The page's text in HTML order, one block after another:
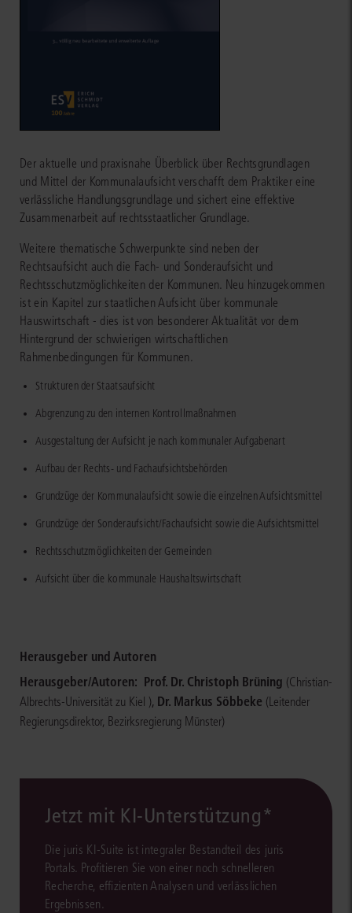
Der aktuelle und praxisnahe Überblick über Rechtsgrundlagen
und Mittel der Kommunalaufsicht verschafft dem Praktiker eine
verlässliche Handlungsgrundlage und sichert eine effektive
Zusammenarbeit auf rechtsstaatlicher Grundlage.
Weitere thematische Schwerpunkte sind neben der
Rechtsaufsicht auch die Fach- und Sonderaufsicht und
Rechtsschutzmöglichkeiten der Kommunen. Neu hinzugekommen
ist ein Kapitel zur staatlichen Aufsicht über kommunale
Hauswirtschaft - dies ist von besonderer Aktualität vor dem
Hintergrund der schwierigen wirtschaftlichen
Rahmenbedingungen für Kommunen.
Strukturen der Staatsaufsicht
Abgrenzung zu den internen Kontrollmaßnahmen
Ausgestaltung der Aufsicht je nach kommunaler Aufgabenart
Aufbau der Rechts- und Fachaufsichtsbehörden
Grundzüge der Kommunalaufsicht sowie die einzelnen Aufsichtsmittel
Grundzüge der Sonderaufsicht/Fachaufsicht sowie die Aufsichtsmittel
Rechtsschutzmöglichkeiten der Gemeinden
Aufsicht über die kommunale Haushaltswirtschaft
Herausgeber und Autoren
Herausgeber/Autoren: Prof. Dr. Christoph Brüning (Christian-
Albrechts-Universität zu Kiel ), Dr. Markus Söbbeke (Leitender
Regierungsdirektor, Bezirksregierung Münster)
Jetzt mit KI-Unterstützung*
Die juris KI-Suite ist integraler Bestandteil des juris
Portals. Profitieren Sie von einer noch schnelleren
Recherche, effizienten Analysen und verlässlichen
Ergebnissen.